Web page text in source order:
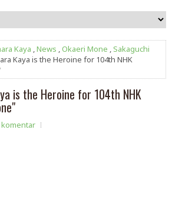
Kaya ,News ,Okaeri Mone , Sakaguchi
Kaya is the Heroine for 104th NHK
is the Heroine for 104th NHK
komentar